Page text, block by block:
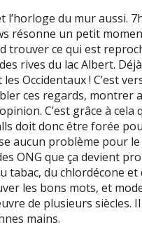
du mur aussi.
résonne un petit
trouver ce qui est
rives du lac Albert.
Occidentaux ! C’est
ces regards, montrer
C’est grâce à
doit donc être forée
aucun problème pour
ONG que ça devient
tabac, du chlordécone
les bons mots, et
de plusieurs siècles.
mains.